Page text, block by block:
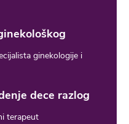
ginekologije i
dece razlog
terapeut